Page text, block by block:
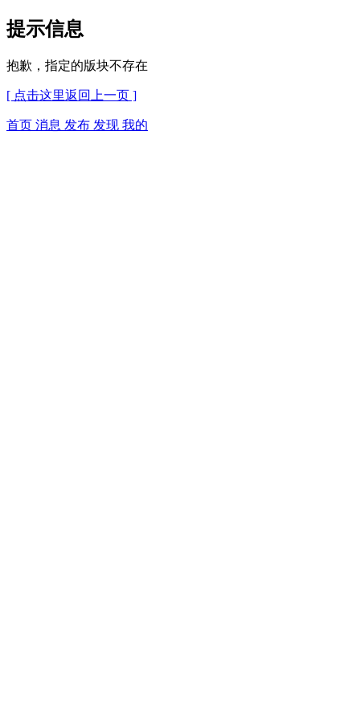
提示信息
抱歉，指定的版块不存在
[ 点击这里返回上一页 ]
首页 消息 发布 发现 我的